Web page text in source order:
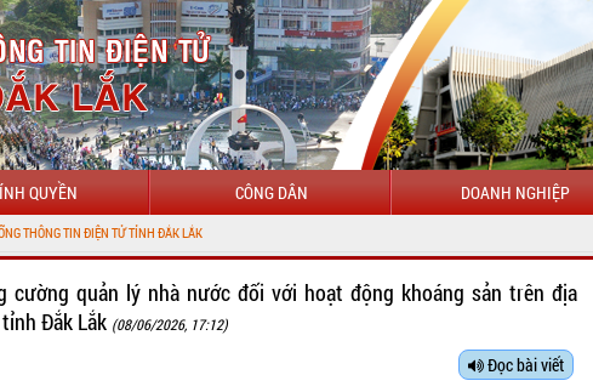
QUYỀN CÔNG DÂN DOANH NGHIỆP
TIN ĐIỆN TỬ TỈNH ĐẮK LẮK
cường quản lý nhà nước đối với hoạt động khoáng sản trên địa
Đắk Lắk (08/06/2026, 17:12)
Đọc bài viết